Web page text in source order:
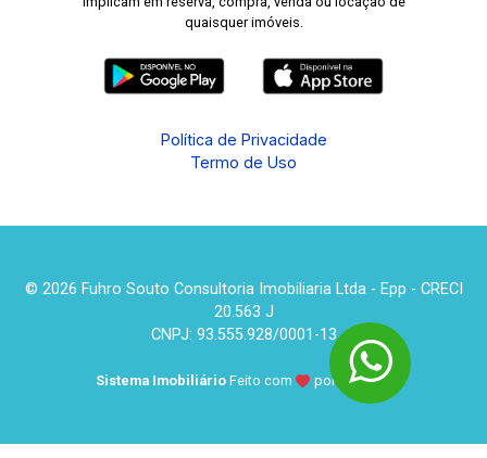
quaisquer imóveis.
Política de Privacidade
Termo de Uso
© 2026 Fuhro Souto Consultoria Imobiliaria Ltda - Epp - CRECI
20.563 J
CNPJ: 93.555.928/0001-13
Sistema Imobiliário Feito com por KUROLE